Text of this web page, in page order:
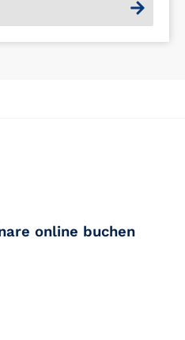
online buchen